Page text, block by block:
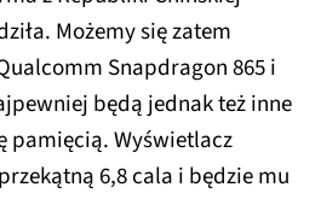
Możemy się zatem
Snapdragon 865 i
będą jednak też inne
pamięcią. Wyświetlacz
6,8 cala i będzie mu